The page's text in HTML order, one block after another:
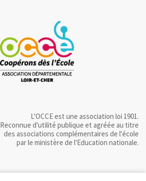
L'OCCE est une association loi 1901.
Reconnue d'utilité publique et agréée au titre
des associations complémentaires de l'école
par le ministère de l'Education nationale.